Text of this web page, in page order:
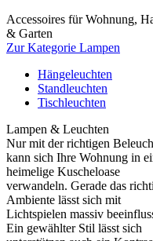
Accessoires für Wohnung,
& Garten
Zur Kategorie Lampen
Hängeleuchten
Standleuchten
Tischleuchten
Lampen & Leuchten
Nur mit der richtigen
kann sich Ihre Wohnung in
heimelige Kuscheloase
verwandeln. Gerade das
Ambiente lässt sich mit
Lichtspielen massiv
Ein gewählter Stil lässt sich